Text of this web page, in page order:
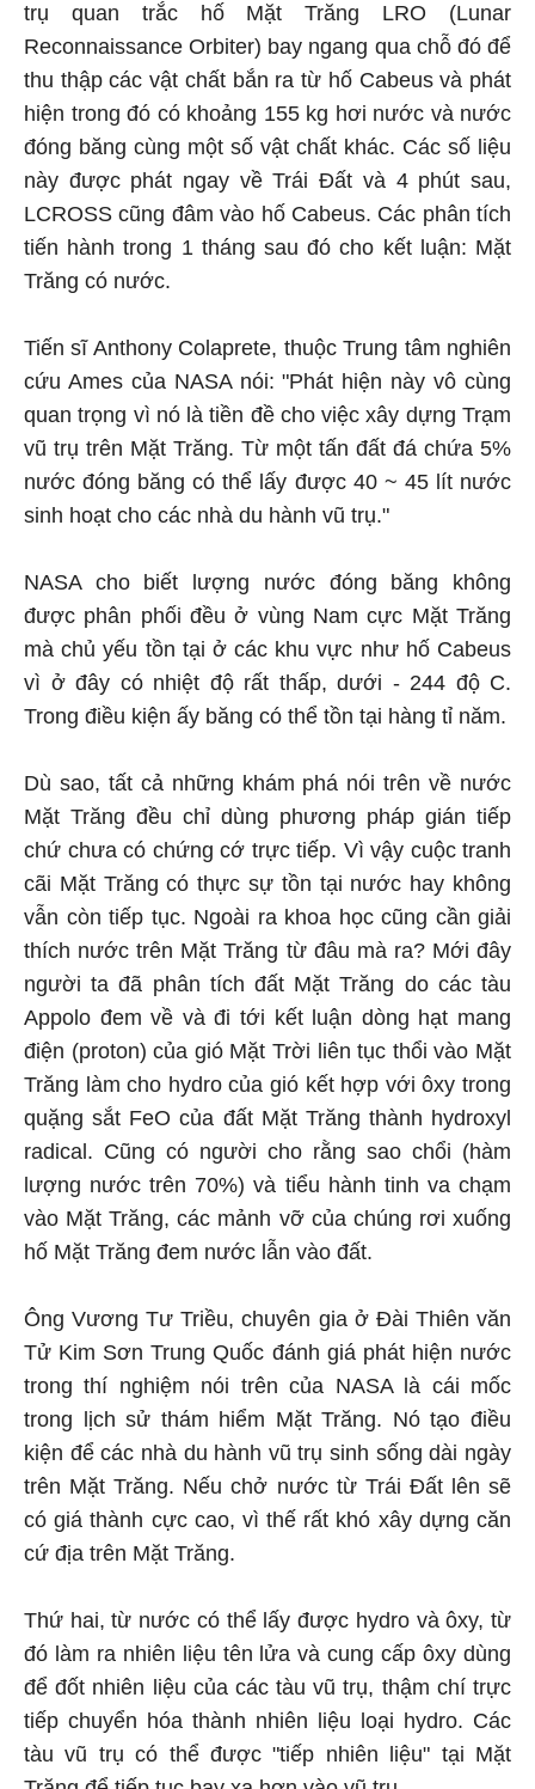
trụ quan trắc hố Mặt Trăng LRO (Lunar
Reconnaissance Orbiter) bay ngang qua chỗ đó để
thu thập các vật chất bắn ra từ hố Cabeus và phát
hiện trong đó có khoảng 155 kg hơi nước và nước
đóng băng cùng một số vật chất khác. Các số liệu
này được phát ngay về Trái Đất và 4 phút sau,
LCROSS cũng đâm vào hố Cabeus. Các phân tích
tiến hành trong 1 tháng sau đó cho kết luận: Mặt
Trăng có nước.
Tiến sĩ Anthony Colaprete, thuộc Trung tâm nghiên
cứu Ames của NASA nói: "Phát hiện này vô cùng
quan trọng vì nó là tiền đề cho việc xây dựng Trạm
vũ trụ trên Mặt Trăng. Từ một tấn đất đá chứa 5%
nước đóng băng có thể lấy được 40 ~ 45 lít nước
sinh hoạt cho các nhà du hành vũ trụ."
NASA cho biết lượng nước đóng băng không
được phân phối đều ở vùng Nam cực Mặt Trăng
mà chủ yếu tồn tại ở các khu vực như hố Cabeus
vì ở đây có nhiệt độ rất thấp, dưới - 244 độ C.
Trong điều kiện ấy băng có thể tồn tại hàng tỉ năm.
Dù sao, tất cả những khám phá nói trên về nước
Mặt Trăng đều chỉ dùng phương pháp gián tiếp
chứ chưa có chứng cớ trực tiếp. Vì vậy cuộc tranh
cãi Mặt Trăng có thực sự tồn tại nước hay không
vẫn còn tiếp tục. Ngoài ra khoa học cũng cần giải
thích nước trên Mặt Trăng từ đâu mà ra? Mới đây
người ta đã phân tích đất Mặt Trăng do các tàu
Appolo đem về và đi tới kết luận dòng hạt mang
điện (proton) của gió Mặt Trời liên tục thổi vào Mặt
Trăng làm cho hydro của gió kết hợp với ôxy trong
quặng sắt FeO của đất Mặt Trăng thành hydroxyl
radical. Cũng có người cho rằng sao chổi (hàm
lượng nước trên 70%) và tiểu hành tinh va chạm
vào Mặt Trăng, các mảnh vỡ của chúng rơi xuống
hố Mặt Trăng đem nước lẫn vào đất.
Ông Vương Tư Triều, chuyên gia ở Đài Thiên văn
Tử Kim Sơn Trung Quốc đánh giá phát hiện nước
trong thí nghiệm nói trên của NASA là cái mốc
trong lịch sử thám hiểm Mặt Trăng. Nó tạo điều
kiện để các nhà du hành vũ trụ sinh sống dài ngày
trên Mặt Trăng. Nếu chở nước từ Trái Đất lên sẽ
có giá thành cực cao, vì thế rất khó xây dựng căn
cứ địa trên Mặt Trăng.
Thứ hai, từ nước có thể lấy được hydro và ôxy, từ
đó làm ra nhiên liệu tên lửa và cung cấp ôxy dùng
để đốt nhiên liệu của các tàu vũ trụ, thậm chí trực
tiếp chuyển hóa thành nhiên liệu loại hydro. Các
tàu vũ trụ có thể được "tiếp nhiên liệu" tại Mặt